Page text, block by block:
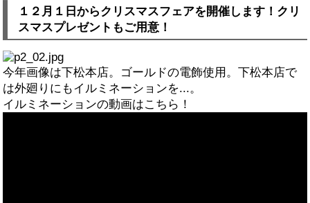
１２月１日からクリスマスフェアを開催します！クリ
スマスプレゼントもご用意！
今年画像は下松本店。ゴールドの電飾使用。下松本店で
は外廻りにもイルミネーションを...。
イルミネーションの動画はこちら！